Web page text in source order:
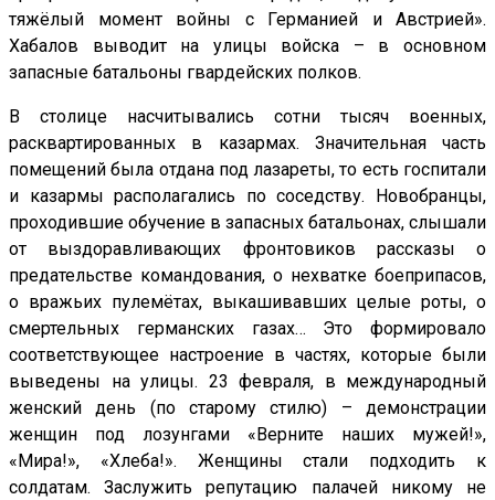
тяжёлый момент войны с Германией и Австрией».
Хабалов выводит на улицы войска – в основном
запасные батальоны гвардейских полков.
В столице насчитывались сотни тысяч военных,
расквартированных в казармах. Значительная часть
помещений была отдана под лазареты, то есть госпитали
и казармы располагались по соседству. Новобранцы,
проходившие обучение в запасных батальонах, слышали
от выздоравливающих фронтовиков рассказы о
предательстве командования, о нехватке боеприпасов,
о вражьих пулемётах, выкашивавших целые роты, о
смертельных германских газах… Это формировало
соответствующее настроение в частях, которые были
выведены на улицы. 23 февраля, в международный
женский день (по старому стилю) – демонстрации
женщин под лозунгами «Верните наших мужей!»,
«Мира!», «Хлеба!». Женщины стали подходить к
солдатам. Заслужить репутацию палачей никому не